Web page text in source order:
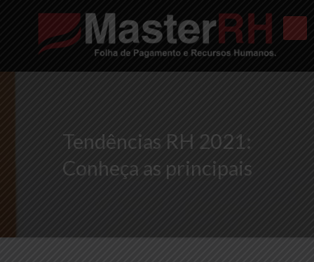
Tendências RH 2021:
Conheça as principais